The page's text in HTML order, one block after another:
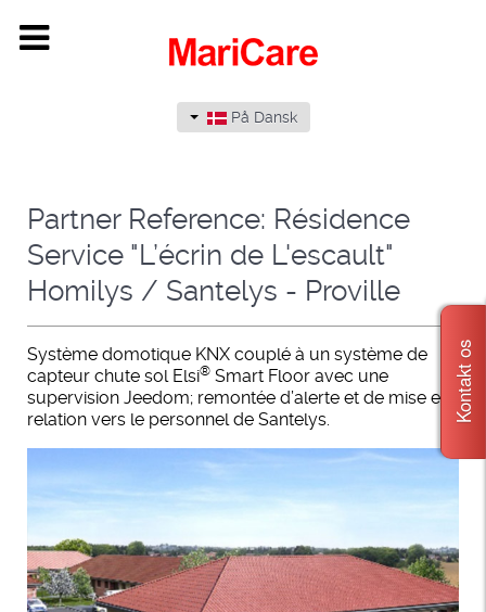
På Dansk
Partner Reference: Résidence
Service "L’écrin de L'escault"
Homilys / Santelys - Proville
Système domotique KNX couplé à un système de
capteur chute sol Elsi® Smart Floor avec une
supervision Jeedom; remontée d’alerte et de mise en
relation vers le personnel de Santelys.
Kontakt os